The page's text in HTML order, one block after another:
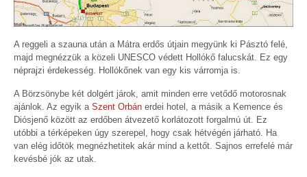
A reggeli a szauna után a Mátra erdős útjain megyünk ki Pásztó felé,
majd megnézzük a közeli UNESCO védett Hollókő falucskát. Ez egy
néprajzi érdekesség. Hollókőnek van egy kis várromja is.
A Börzsönybe két dolgért járok, amit minden erre vetődő motorosnak
ajánlok. Az egyik a Szent Orbán erdei hotel, a másik a Kemence és
Diósjenő között az erdőben átvezető korlátozott forgalmú út. Ez
utóbbi a térképeken úgy szerepel, hogy csak hétvégén járható. Ha
van elég időtök megnézhetitek akár mind a kettőt. Sajnos errefelé már
kevésbé jók az utak.